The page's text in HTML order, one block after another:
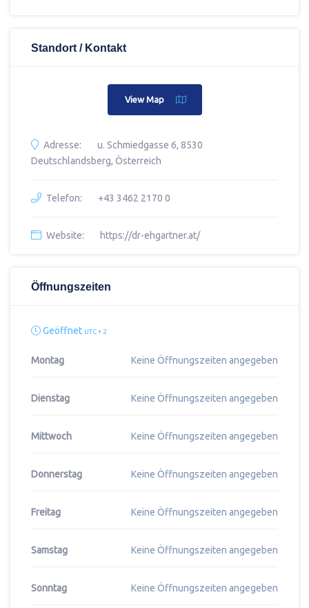
Standort / Kontakt
View Map
Adresse:
u. Schmiedgasse 6, 8530
Deutschlandsberg, Österreich
Telefon: +43 3462 2170 0
Website: https://dr-ehgartner.at/
Öffnungszeiten
Geöffnet UTC + 2
Montag Keine Öffnungszeiten angegeben
Dienstag Keine Öffnungszeiten angegeben
Mittwoch Keine Öffnungszeiten angegeben
Donnerstag Keine Öffnungszeiten angegeben
Freitag Keine Öffnungszeiten angegeben
Samstag Keine Öffnungszeiten angegeben
Sonntag Keine Öffnungszeiten angegeben